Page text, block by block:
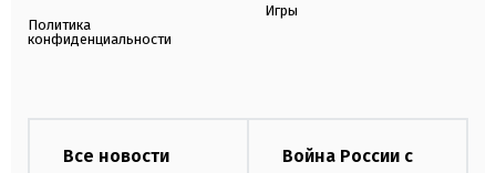
Политика
конфиденциальности
Игры
Все новости
Война России с